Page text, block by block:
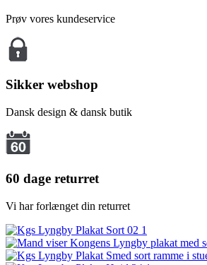
Prøv vores kundeservice
Sikker webshop
Dansk design & dansk butik
60 dage returret
Vi har forlænget din returret